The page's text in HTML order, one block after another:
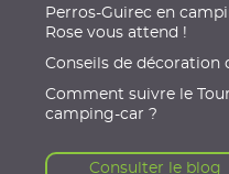
Perros-Guirec en
Rose vous attend !
Conseils de décoration
Comment suivre le
camping-car ?
Consulter le blog